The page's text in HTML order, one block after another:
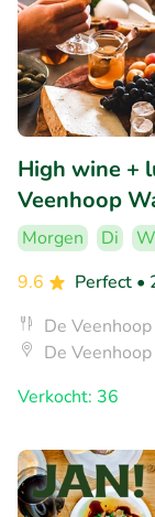
High wine +
Veenhoop
Morgen Di
9.6
Perfect •
De
De
Verkocht: 36